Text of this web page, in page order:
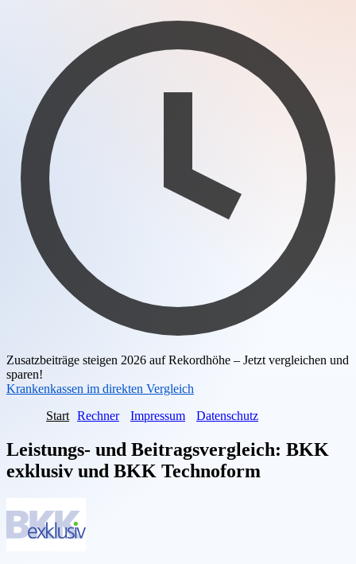
Zusatzbeiträge steigen 2026 auf Rekordhöhe – Jetzt vergleichen und
sparen!
Krankenkassen im direkten Vergleich
Start Rechner Impressum Datenschutz
Leistungs- und Beitragsvergleich: BKK
exklusiv und BKK Technoform